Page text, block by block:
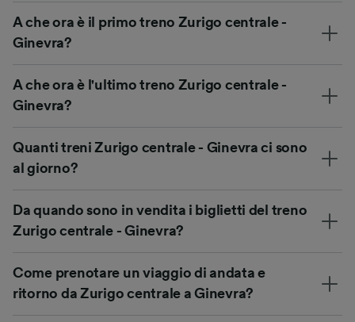
A che ora è il primo treno Zurigo centrale -
Ginevra?
A che ora è l'ultimo treno Zurigo centrale -
Ginevra?
Quanti treni Zurigo centrale - Ginevra ci sono
al giorno?
Da quando sono in vendita i biglietti del treno
Zurigo centrale - Ginevra?
Come prenotare un viaggio di andata e
ritorno da Zurigo centrale a Ginevra?